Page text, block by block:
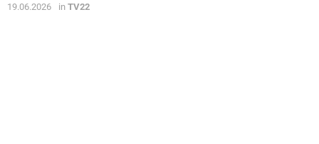
19.06.2026 in TV22